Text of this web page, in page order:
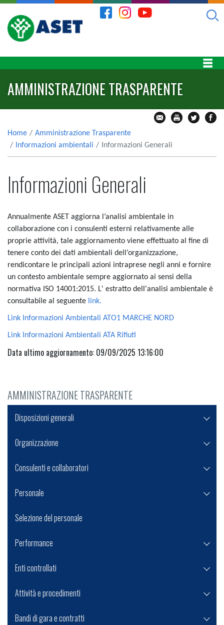
AMMINISTRAZIONE TRASPARENTE
Home
Amministrazione Trasparente
Informazioni ambientali
Informazioni Generali
Informazioni Generali
Annualmente ASET aggiorna l’analisi ambientale in
collaborazione con i consulenti esterni relativamente alle
proprie attività, tale aggiornamento viene effettuato al fine di
tenere conto dei dati ambientali dell’organizzazione,
rendicontare le principali azioni intraprese negli anni e fornire
un contesto ambientale sempre aggiornato ai sensi della
normativa ISO 14001:2015. L' estratto dell'analisi ambientale è
consultabile al seguente link.
Link Informazioni Ambientali ATO1 MARCHE NORD
Link Informazioni Ambientali ATA Rifiuti
Data ultimo aggiornamento: 09/09/2025 13:16:00
AMMINISTRAZIONE TRASPARENTE
Disposizioni generali
Organizzazione
Consulenti e collaboratori
Personale
Selezione del personale
Performance
Enti controllati
Attività e procedimenti
Bandi di gara e contratti